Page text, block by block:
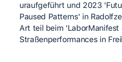
uraufgeführt und 2023
Paused Patterns' in
Art teil beim
Straßenperformances in